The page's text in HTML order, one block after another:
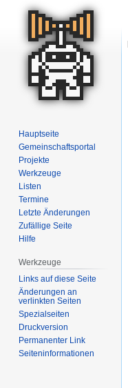
Hauptseite
Gemeinschafts­portal
Projekte
Werkzeuge
Listen
Termine
Letzte Änderungen
Zufällige Seite
Hilfe
Werkzeuge
Links auf diese Seite
Änderungen an
verlinkten Seiten
Spezialseiten
Druckversion
Permanenter Link
Seiten­informationen